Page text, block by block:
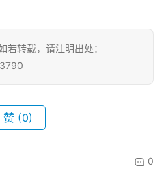
转载，请注明出处：
赞 (0)
0